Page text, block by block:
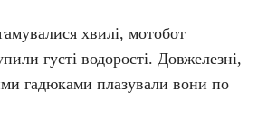
хвилі, мотобот
густі водорості. Довжелезні,
гадюками плазували вони по